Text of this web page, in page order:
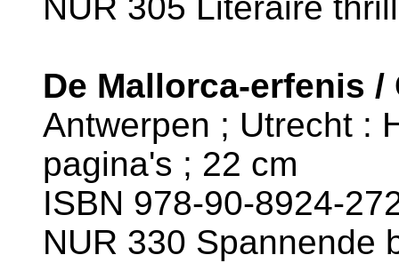
NUR 305 Literaire
De Mallorca-erfenis
Antwerpen ; Utrecht :
pagina's ; 22 cm
ISBN 978-90-8924-
NUR 330 Spannende